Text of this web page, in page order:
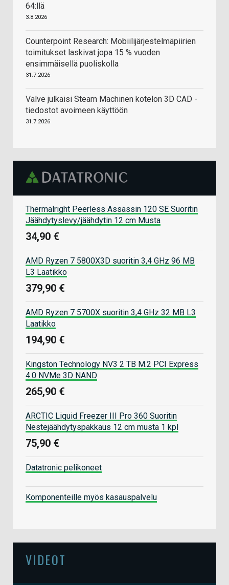
64:llä
3.8.2026
Counterpoint Research: Mobiilijärjestelmäpiirien
toimitukset laskivat jopa 15 % vuoden
ensimmäisellä puoliskolla
31.7.2026
Valve julkaisi Steam Machinen kotelon 3D CAD -
tiedostot avoimeen käyttöön
31.7.2026
Thermalright Peerless Assassin 120 SE Suoritin
Jäähdytyslevy/jäähdytin 12 cm Musta
34,90 €
AMD Ryzen 7 5800X3D suoritin 3,4 GHz 96 MB
L3 Laatikko
379,90 €
AMD Ryzen 7 5700X suoritin 3,4 GHz 32 MB L3
Laatikko
194,90 €
Kingston Technology NV3 2 TB M.2 PCI Express
4.0 NVMe 3D NAND
265,90 €
ARCTIC Liquid Freezer III Pro 360 Suoritin
Nestejäähdytyspakkaus 12 cm musta 1 kpl
75,90 €
Datatronic pelikoneet
Komponenteille myös kasauspalvelu
VIDEOT